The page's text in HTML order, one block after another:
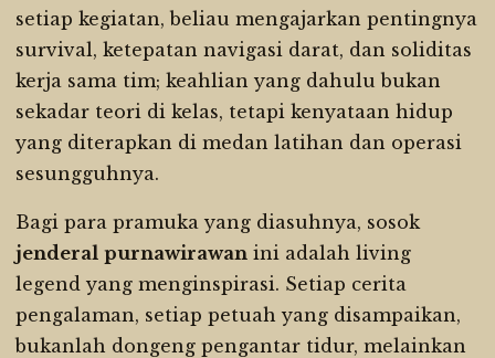
setiap kegiatan, beliau mengajarkan pentingnya
survival, ketepatan navigasi darat, dan soliditas
kerja sama tim; keahlian yang dahulu bukan
sekadar teori di kelas, tetapi kenyataan hidup
yang diterapkan di medan latihan dan operasi
sesungguhnya.
Bagi para pramuka yang diasuhnya, sosok
jenderal purnawirawan ini adalah living
legend yang menginspirasi. Setiap cerita
pengalaman, setiap petuah yang disampaikan,
bukanlah dongeng pengantar tidur, melainkan